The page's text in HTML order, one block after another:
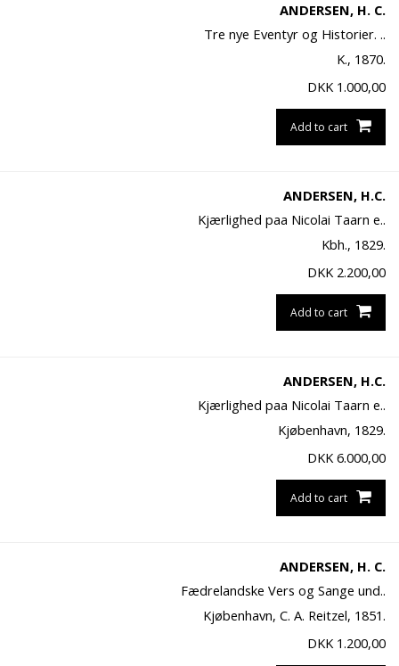
ANDERSEN, H. C.
Tre nye Eventyr og Historier. ..
K., 1870.
DKK 1.000,00
Add to cart
ANDERSEN, H.C.
Kjærlighed paa Nicolai Taarn e..
Kbh., 1829.
DKK 2.200,00
Add to cart
ANDERSEN, H.C.
Kjærlighed paa Nicolai Taarn e..
Kjøbenhavn, 1829.
DKK 6.000,00
Add to cart
ANDERSEN, H. C.
Fædrelandske Vers og Sange und..
Kjøbenhavn, C. A. Reitzel, 1851.
DKK 1.200,00